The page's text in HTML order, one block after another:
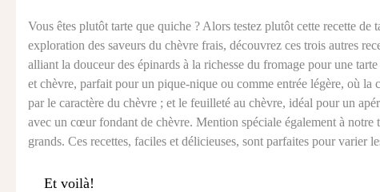
Vous êtes plutôt tarte que quiche ? Alors testez plutôt cette recette de
exploration des saveurs du chèvre frais, découvrez ces trois autres
alliant la douceur des épinards à la richesse du fromage pour une
et chèvre, parfait pour un pique-nique ou comme entrée légère, où la
par le caractère du chèvre ; et le feuilleté au chèvre, idéal pour un
avec un cœur fondant de chèvre. Mention spéciale également à notre
grands. Ces recettes, faciles et délicieuses, sont parfaites pour varier
Et voilà!